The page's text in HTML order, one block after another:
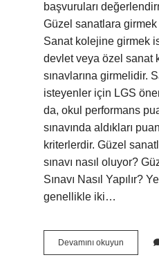
başvuruları
Güzel sanatlara girmek
Sanat kolejine girmek
devlet veya özel sanat
sınavlarına girmelidir.
isteyenler için LGS
da, okul performans
sınavında aldıkları
kriterlerdir. Güzel
sınavı nasıl oluyor?
Sınavı Nasıl Yapılır?
genellikle iki…
Devamını okuyun
Sanatlar